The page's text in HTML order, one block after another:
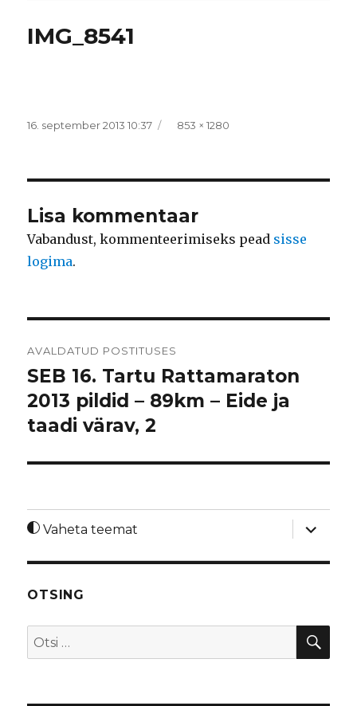
IMG_8541
Postitatud
16. september 2013 10:37 Täissuurus
853 × 1280
Lisa kommentaar
Vabandust, kommenteerimiseks pead sisse
logima.
AVALDATUD POSTITUSES
SEB 16. Tartu Rattamaraton
2013 pildid – 89km – Eide ja
taadi värav, 2
Vaheta teemat
laienda
OTSING
Otsi: